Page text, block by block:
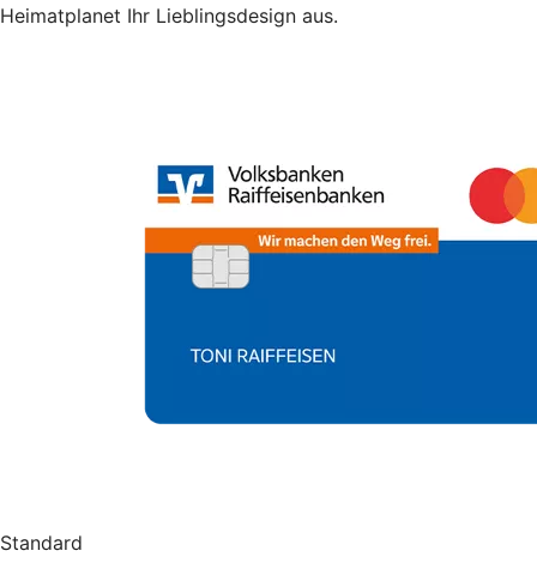
Heimatplanet Ihr Lieblingsdesign aus.
Standard